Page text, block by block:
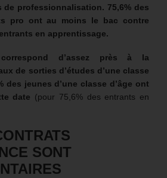
de professionnalisation. 75,6% des
pro ont au moins le bac contre
en apprentissage.
d’assez près à la
de sorties d’études d’une classe
des jeunes d’une classe d’âge ont
date (pour 75,6% des entrants en
SONT